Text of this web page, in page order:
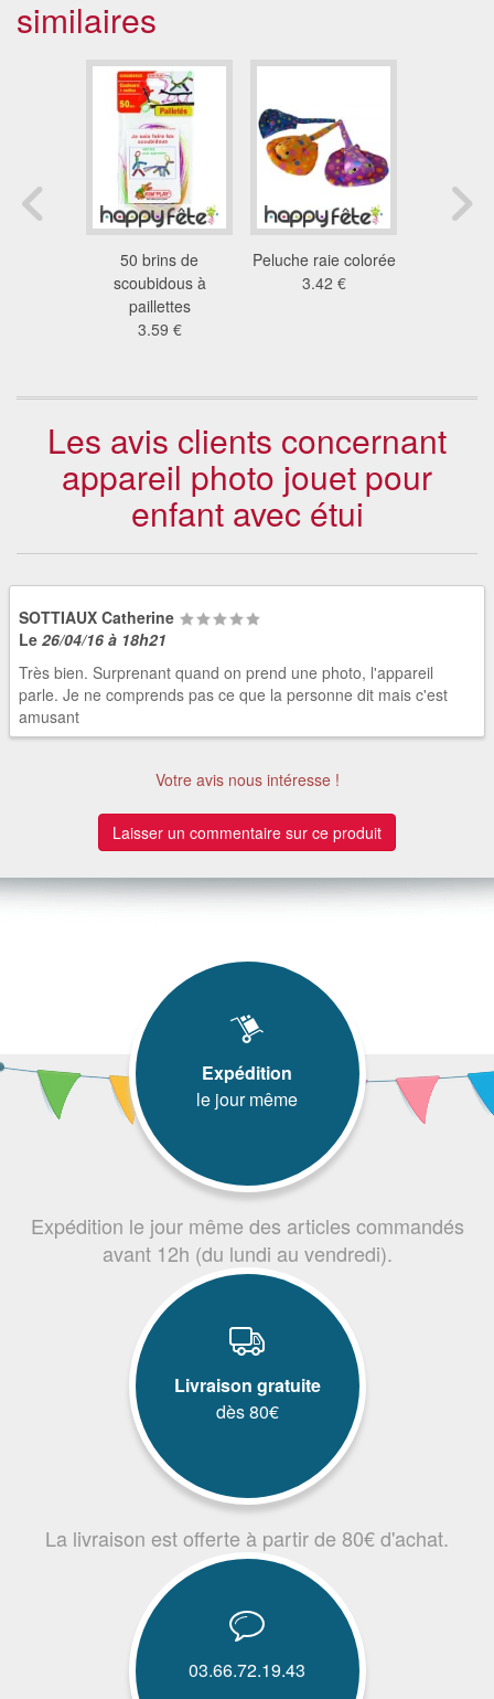
similaires
50 brins de
scoubidous à
paillettes
3.59 €
Peluche raie colorée
3.42 €
Les avis clients concernant
appareil photo jouet pour
enfant avec étui
SOTTIAUX Catherine
Le 26/04/16 à 18h21
Très bien. Surprenant quand on prend une photo, l'appareil
parle. Je ne comprends pas ce que la personne dit mais c'est
amusant
Votre avis nous intéresse !
Laisser un commentaire sur ce produit
Expédition
le jour même
Expédition le jour même des articles commandés
avant 12h (du lundi au vendredi).
Livraison gratuite
dès 80€
La livraison est offerte à partir de 80€ d'achat.
03.66.72.19.43